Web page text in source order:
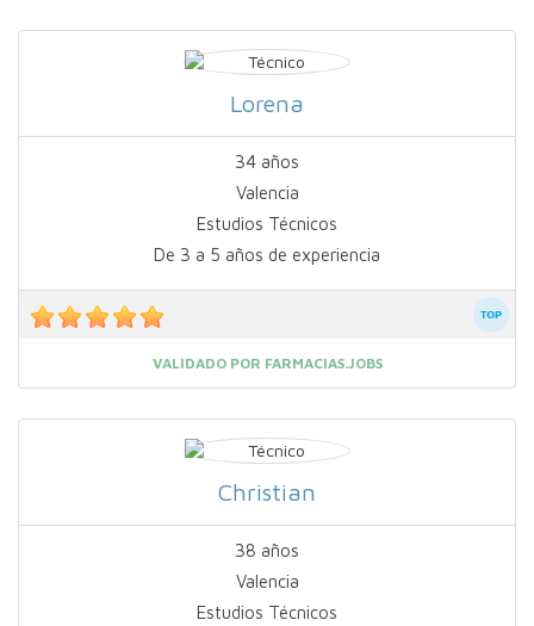
Lorena
34 años
Valencia
Estudios Técnicos
De 3 a 5 años de experiencia
VALIDADO POR FARMACIAS.JOBS
Christian
38 años
Valencia
Estudios Técnicos